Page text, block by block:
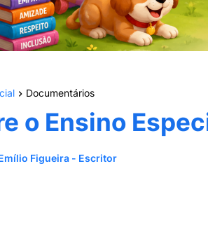
Documentários
o Ensino
Figueira - Escritor